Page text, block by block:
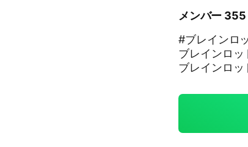
メンバー 355
#ブレインロ
ブレインロッ
ブレインロッ